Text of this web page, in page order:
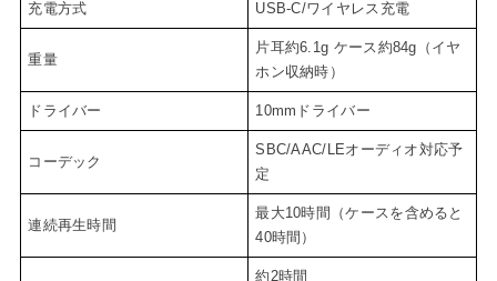
充電方式 USB-C/ワイヤレス充電
重量
片耳約6.1g ケース約84g（イヤ
ホン収納時）
ドライバー 10mmドライバー
コーデック
SBC/AAC/LEオーディオ対応予
定
連続再生時間
最大10時間（ケースを含めると
40時間）
約2時間